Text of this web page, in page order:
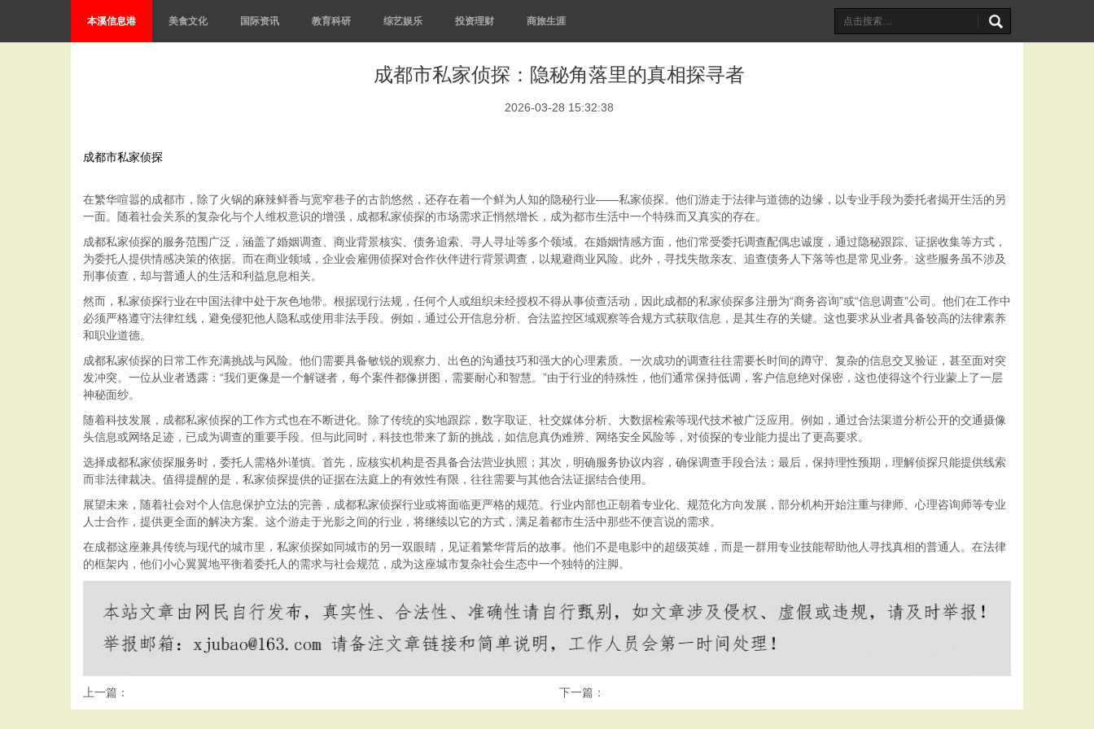
本溪信息港 美食文化 国际资讯 教育科研 综艺娱乐 投资理财 商旅生涯
成都市私家侦探：隐秘角落里的真相探寻者
2026-03-28 15:32:38
成都市私家侦探
在繁华喧嚣的成都市，除了火锅的麻辣鲜香与宽窄巷子的古韵悠然，还存在着一个鲜为人知的隐秘行业——私家侦探。他们游走于法律与道德的边缘，以专业手段为委托者揭开生活的另
一面。随着社会关系的复杂化与个人维权意识的增强，成都私家侦探的市场需求正悄然增长，成为都市生活中一个特殊而又真实的存在。
成都私家侦探的服务范围广泛，涵盖了婚姻调查、商业背景核实、债务追索、寻人寻址等多个领域。在婚姻情感方面，他们常受委托调查配偶忠诚度，通过隐秘跟踪、证据收集等方式，
为委托人提供情感决策的依据。而在商业领域，企业会雇佣侦探对合作伙伴进行背景调查，以规避商业风险。此外，寻找失散亲友、追查债务人下落等也是常见业务。这些服务虽不涉及
刑事侦查，却与普通人的生活和利益息息相关。
然而，私家侦探行业在中国法律中处于灰色地带。根据现行法规，任何个人或组织未经授权不得从事侦查活动，因此成都的私家侦探多注册为“商务咨询”或“信息调查”公司。他们在工作中
必须严格遵守法律红线，避免侵犯他人隐私或使用非法手段。例如，通过公开信息分析、合法监控区域观察等合规方式获取信息，是其生存的关键。这也要求从业者具备较高的法律素养
和职业道德。
成都私家侦探的日常工作充满挑战与风险。他们需要具备敏锐的观察力、出色的沟通技巧和强大的心理素质。一次成功的调查往往需要长时间的蹲守、复杂的信息交叉验证，甚至面对突
发冲突。一位从业者透露：“我们更像是一个解谜者，每个案件都像拼图，需要耐心和智慧。”由于行业的特殊性，他们通常保持低调，客户信息绝对保密，这也使得这个行业蒙上了一层
神秘面纱。
随着科技发展，成都私家侦探的工作方式也在不断进化。除了传统的实地跟踪，数字取证、社交媒体分析、大数据检索等现代技术被广泛应用。例如，通过合法渠道分析公开的交通摄像
头信息或网络足迹，已成为调查的重要手段。但与此同时，科技也带来了新的挑战，如信息真伪难辨、网络安全风险等，对侦探的专业能力提出了更高要求。
选择成都私家侦探服务时，委托人需格外谨慎。首先，应核实机构是否具备合法营业执照；其次，明确服务协议内容，确保调查手段合法；最后，保持理性预期，理解侦探只能提供线索
而非法律裁决。值得提醒的是，私家侦探提供的证据在法庭上的有效性有限，往往需要与其他合法证据结合使用。
展望未来，随着社会对个人信息保护立法的完善，成都私家侦探行业或将面临更严格的规范。行业内部也正朝着专业化、规范化方向发展，部分机构开始注重与律师、心理咨询师等专业
人士合作，提供更全面的解决方案。这个游走于光影之间的行业，将继续以它的方式，满足着都市生活中那些不便言说的需求。
在成都这座兼具传统与现代的城市里，私家侦探如同城市的另一双眼睛，见证着繁华背后的故事。他们不是电影中的超级英雄，而是一群用专业技能帮助他人寻找真相的普通人。在法律
的框架内，他们小心翼翼地平衡着委托人的需求与社会规范，成为这座城市复杂社会生态中一个独特的注脚。
上一篇： 下一篇：